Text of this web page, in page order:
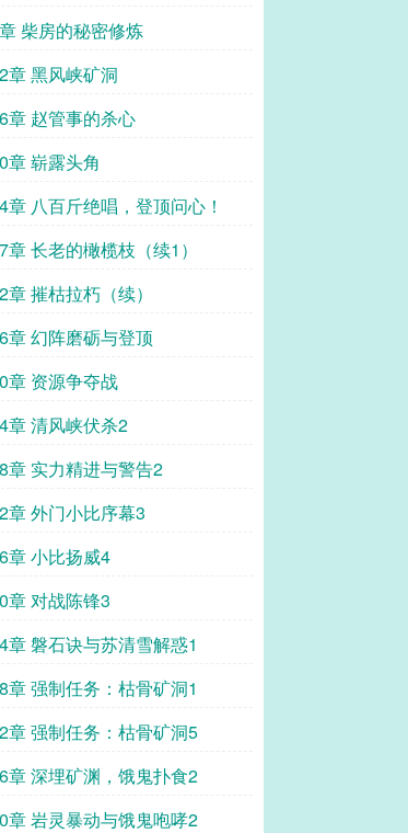
柴房的秘密修炼
章 黑风峡矿洞
章 赵管事的杀心
章 崭露头角
章 八百斤绝唱，登顶问心！
章 长老的橄榄枝（续1）
章 摧枯拉朽（续）
章 幻阵磨砺与登顶
章 资源争夺战
章 清风峡伏杀2
章 实力精进与警告2
章 外门小比序幕3
章 小比扬威4
章 对战陈锋3
章 磐石诀与苏清雪解惑1
章 强制任务：枯骨矿洞1
章 强制任务：枯骨矿洞5
章 深埋矿渊，饿鬼扑食2
章 岩灵暴动与饿鬼咆哮2